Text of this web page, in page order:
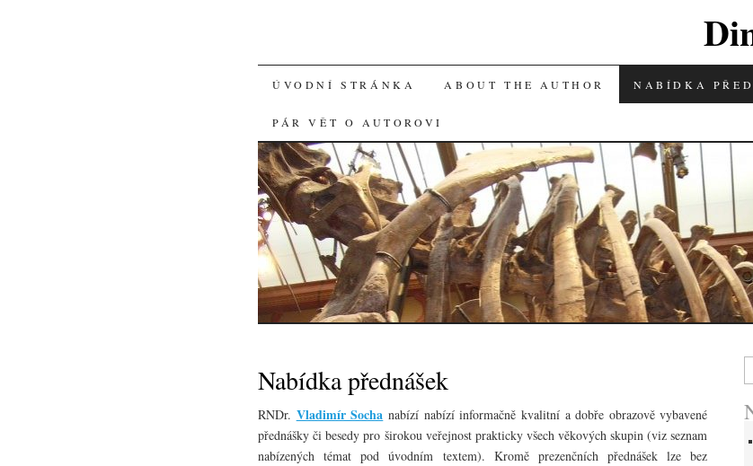
SKIP
TO
CONTENT
ÚVODNÍ STRÁNKA ABOUT THE AUTHOR NABÍDKA
PÁR VĚT O AUTOROVI
Nabídka přednášek
RNDr. Vladimír Socha nabízí nabízí informačně kvalitní a dobře obrazově vybavené
přednášky či besedy pro širokou veřejnost prakticky všech věkových skupin (viz seznam
nabízených témat pod úvodním textem). Kromě prezenčních přednášek lze bez